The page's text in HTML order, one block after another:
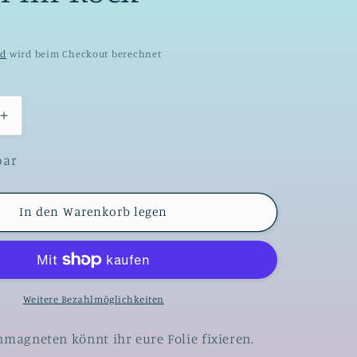
wird beim Checkout berechnet
Erhöhe
die
Menge
Folienmagnet
#143
-
Kätzen
Rock
In den Warenkorb legen
Weitere Bezahlmöglichkeiten
könnt ihr eure Folie fixieren.